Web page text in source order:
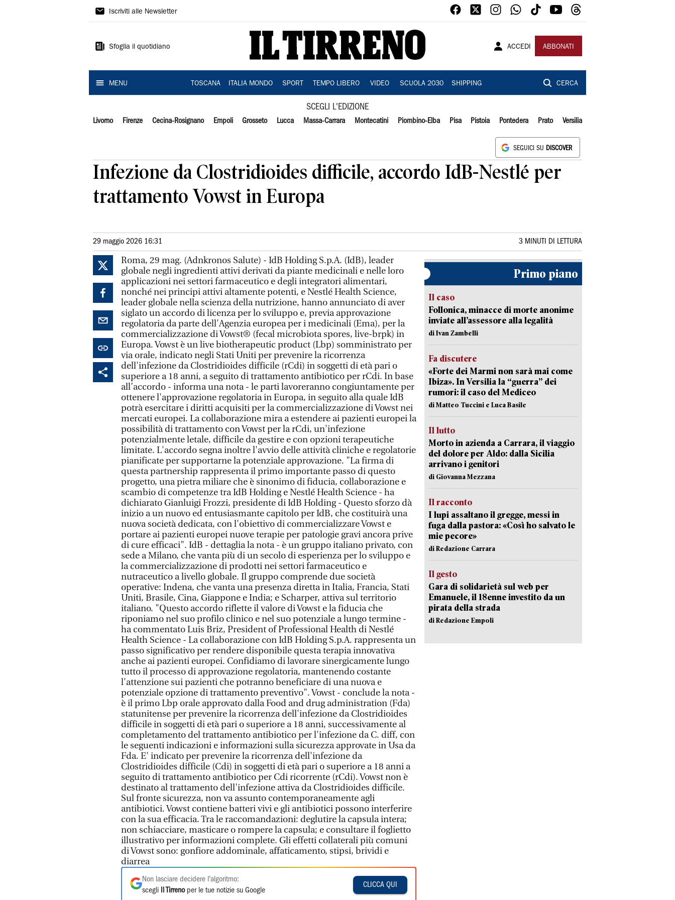
Il
Iscriviti alle Newsletter
Sfoglia il quotidiano ACCEDI ABBONATI
MENU TOSCANA ITALIA MONDO SPORT TEMPO LIBERO VIDEO SCUOLA 2030 SHIPPING CERCA
SCEGLI L'EDIZIONE
Livorno Firenze Cecina-Rosignano Empoli Grosseto Lucca Massa-Carrara Montecatini Piombino-Elba Pisa Pistoia Pontedera Prato Versilia
SEGUICI SU DISCOVER
Infezione da Clostridioides difficile, accordo IdB-Nestlé per
trattamento Vowst in Europa
29 maggio 2026 16:31 3 MINUTI DI LETTURA
Roma, 29 mag. (Adnkronos Salute) - IdB Holding S.p.A. (IdB), leader
globale negli ingredienti attivi derivati da piante medicinali e nelle loro
applicazioni nei settori farmaceutico e degli integratori alimentari,
nonché nei principi attivi altamente potenti, e Nestlé Health Science,
leader globale nella scienza della nutrizione, hanno annunciato di aver
siglato un accordo di licenza per lo sviluppo e, previa approvazione
regolatoria da parte dell'Agenzia europea per i medicinali (Ema), per la
commercializzazione di Vowst® (fecal microbiota spores, live-brpk) in
Europa. Vowst è un live biotherapeutic product (Lbp) somministrato per
via orale, indicato negli Stati Uniti per prevenire la ricorrenza
dell'infezione da Clostridioides difficile (rCdi) in soggetti di età pari o
superiore a 18 anni, a seguito di trattamento antibiotico per rCdi. In base
all’accordo - informa una nota - le parti lavoreranno congiuntamente per
ottenere l'approvazione regolatoria in Europa, in seguito alla quale IdB
potrà esercitare i diritti acquisiti per la commercializzazione di Vowst nei
mercati europei. La collaborazione mira a estendere ai pazienti europei la
possibilità di trattamento con Vowst per la rCdi, un'infezione
potenzialmente letale, difficile da gestire e con opzioni terapeutiche
limitate. L'accordo segna inoltre l'avvio delle attività cliniche e regolatorie
pianificate per supportarne la potenziale approvazione. "La firma di
questa partnership rappresenta il primo importante passo di questo
progetto, una pietra miliare che è sinonimo di fiducia, collaborazione e
scambio di competenze tra IdB Holding e Nestlé Health Science - ha
dichiarato Gianluigi Frozzi, presidente di IdB Holding - Questo sforzo dà
inizio a un nuovo ed entusiasmante capitolo per IdB, che costituirà una
nuova società dedicata, con l'obiettivo di commercializzare Vowst e
portare ai pazienti europei nuove terapie per patologie gravi ancora prive
di cure efficaci". IdB - dettaglia la nota - è un gruppo italiano privato, con
sede a Milano, che vanta più di un secolo di esperienza per lo sviluppo e
la commercializzazione di prodotti nei settori farmaceutico e
nutraceutico a livello globale. Il gruppo comprende due società
operative: Indena, che vanta una presenza diretta in Italia, Francia, Stati
Uniti, Brasile, Cina, Giappone e India; e Scharper, attiva sul territorio
italiano. "Questo accordo riflette il valore di Vowst e la fiducia che
riponiamo nel suo profilo clinico e nel suo potenziale a lungo termine -
ha commentato Luis Briz, President of Professional Health di Nestlé
Health Science - La collaborazione con IdB Holding S.p.A. rappresenta un
passo significativo per rendere disponibile questa terapia innovativa
anche ai pazienti europei. Confidiamo di lavorare sinergicamente lungo
tutto il processo di approvazione regolatoria, mantenendo costante
l'attenzione sui pazienti che potranno beneficiare di una nuova e
potenziale opzione di trattamento preventivo". Vowst - conclude la nota -
è il primo Lbp orale approvato dalla Food and drug administration (Fda)
statunitense per prevenire la ricorrenza dell'infezione da Clostridioides
difficile in soggetti di età pari o superiore a 18 anni, successivamente al
completamento del trattamento antibiotico per l'infezione da C. diff, con
le seguenti indicazioni e informazioni sulla sicurezza approvate in Usa da
Fda. E' indicato per prevenire la ricorrenza dell'infezione da
Clostridioides difficile (Cdi) in soggetti di età pari o superiore a 18 anni a
seguito di trattamento antibiotico per Cdi ricorrente (rCdi). Vowst non è
destinato al trattamento dell'infezione attiva da Clostridioides difficile.
Sul fronte sicurezza, non va assunto contemporaneamente agli
antibiotici. Vowst contiene batteri vivi e gli antibiotici possono interferire
con la sua efficacia. Tra le raccomandazioni: deglutire la capsula intera;
non schiacciare, masticare o rompere la capsula; e consultare il foglietto
illustrativo per informazioni complete. Gli effetti collaterali più comuni
di Vowst sono: gonfiore addominale, affaticamento, stipsi, brividi e
diarrea
Non lasciare decidere l'algoritmo:
scegli
Il Tirrenoper le tue notizie su Google
CLICCA QUI
Primo piano
Il caso
Follonica, minacce di morte anonime
inviate all’assessore alla legalità
di Ivan Zambelli
Fa discutere
«Forte dei Marmi non sarà mai come
Ibiza». In Versilia la “guerra” dei
rumori: il caso del Mediceo
di Matteo Tuccini e Luca Basile
Il lutto
Morto in azienda a Carrara, il viaggio
del dolore per Aldo: dalla Sicilia
arrivano i genitori
di Giovanna Mezzana
Il racconto
I lupi assaltano il gregge, messi in
fuga dalla pastora: «Così ho salvato le
mie pecore»
di Redazione Carrara
Il gesto
Gara di solidarietà sul web per
Emanuele, il 18enne investito da un
pirata della strada
di Redazione Empoli